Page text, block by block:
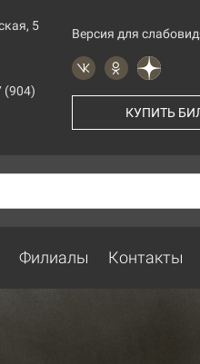
5
(904)
Версия для
КУПИТЬ
Филиалы Контакты